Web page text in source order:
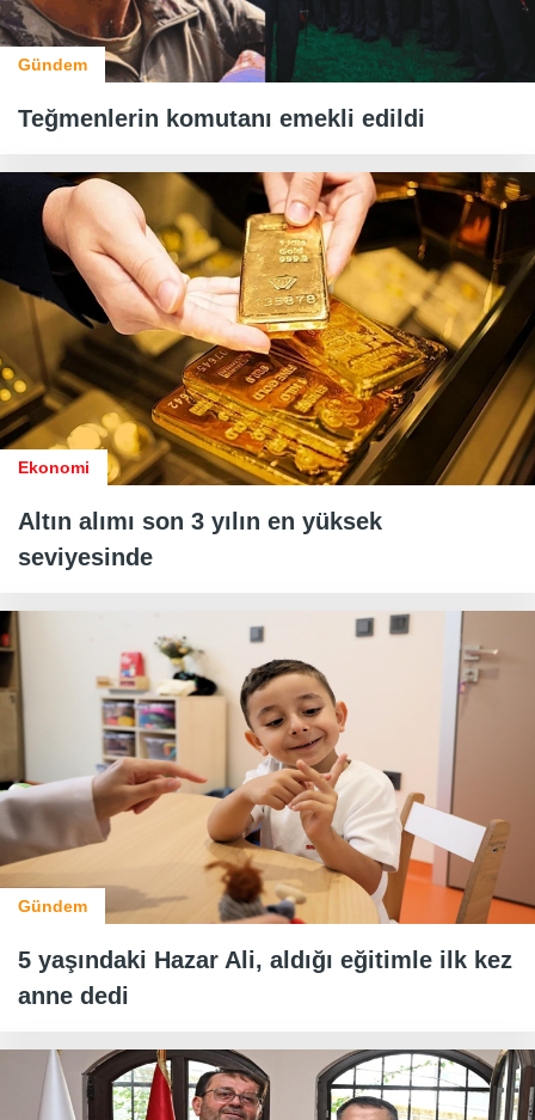
Gündem
Teğmenlerin komutanı emekli edildi
Ekonomi
Altın alımı son 3 yılın en yüksek
seviyesinde
Gündem
5 yaşındaki Hazar Ali, aldığı eğitimle ilk kez
anne dedi